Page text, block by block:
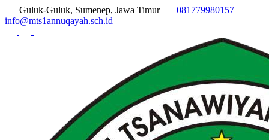
Guluk-Guluk, Sumenep, Jawa Timur
081779980157
info@mts1annuqayah.sch.id